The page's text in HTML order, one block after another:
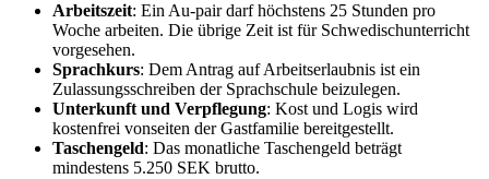
Arbeitszeit: Ein Au-pair darf höchstens 25 Stunden pro
Woche arbeiten. Die übrige Zeit ist für Schwedischunterricht
vorgesehen.
Sprachkurs: Dem Antrag auf Arbeitserlaubnis ist ein
Zulassungsschreiben der Sprachschule beizulegen.
Unterkunft und Verpflegung: Kost und Logis wird
kostenfrei vonseiten der Gastfamilie bereitgestellt.
Taschengeld: Das monatliche Taschengeld beträgt
mindestens 5.250 SEK brutto.